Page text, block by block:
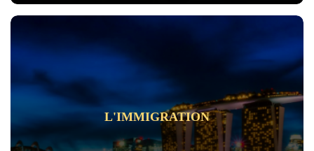
L'IMMIGRATION